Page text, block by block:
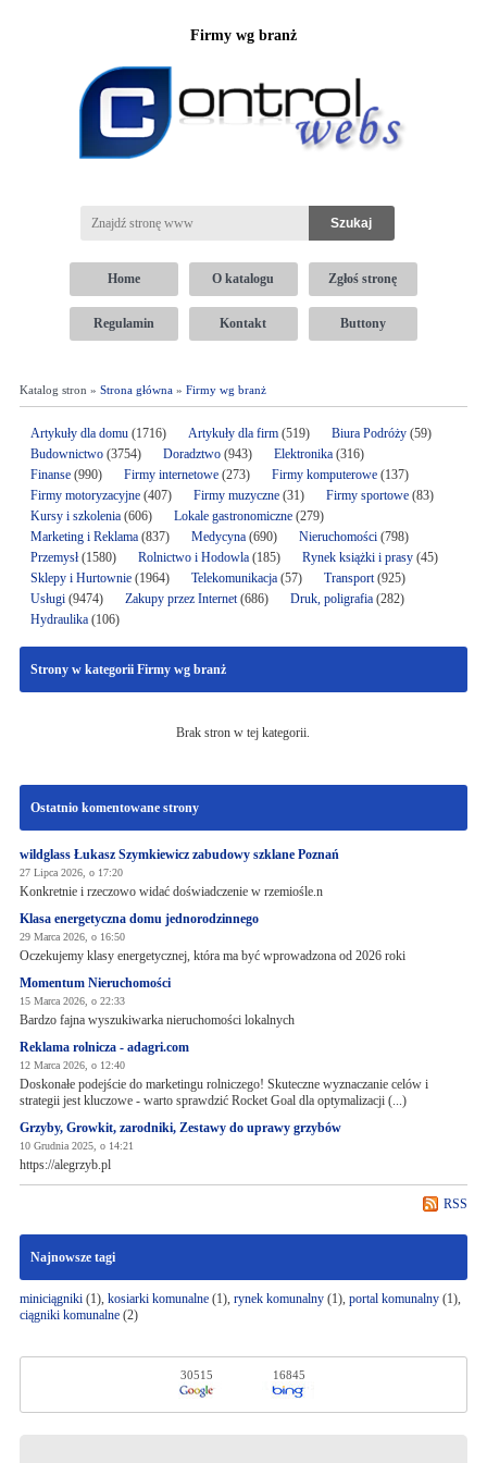
Firmy wg branż
Home O katalogu Zgłoś stronę
Regulamin Kontakt Buttony
Katalog stron » Strona główna» Firmy wg branż
Artykuły dla domu(1716) Artykuły dla firm(519) Biura Podróży(59)
Budownictwo(3754) Doradztwo(943) Elektronika (316)
Finanse(990) Firmy internetowe (273) Firmy komputerowe(137)
Firmy motoryzacyjne(407) Firmy muzyczne(31) Firmy sportowe(83)
Kursy i szkolenia(606) Lokale gastronomiczne(279)
Marketing i Reklama(837) Medycyna(690) Nieruchomości(798)
Przemysł(1580) Rolnictwo i Hodowla(185) Rynek książki i prasy(45)
Sklepy i Hurtownie(1964) Telekomunikacja(57) Transport(925)
Usługi(9474) Zakupy przez Internet(686) Druk, poligrafia(282)
Hydraulika(106)
Strony w kategorii Firmy wg branż
Brak stron w tej kategorii.
Ostatnio komentowane strony
wildglass Łukasz Szymkiewicz zabudowy szklane Poznań
27 Lipca 2026, o 17:20
Konkretnie i rzeczowo widać doświadczenie w rzemiośle.n
Klasa energetyczna domu jednorodzinnego
29 Marca 2026, o 16:50
Oczekujemy klasy energetycznej, która ma być wprowadzona od 2026 roki
Momentum Nieruchomości
15 Marca 2026, o 22:33
Bardzo fajna wyszukiwarka nieruchomości lokalnych
Reklama rolnicza - adagri.com
12 Marca 2026, o 12:40
Doskonałe podejście do marketingu rolniczego! Skuteczne wyznaczanie celów i
strategii jest kluczowe - warto sprawdzić Rocket Goal dla optymalizacji (...)
Grzyby, Growkit, zarodniki, Zestawy do uprawy grzybów
10 Grudnia 2025, o 14:21
https://alegrzyb.pl
RSS
Najnowsze tagi
miniciągniki(1), kosiarki komunalne(1), rynek komunalny(1), portal komunalny(1),
ciągniki komunalne(2)
30515 16845